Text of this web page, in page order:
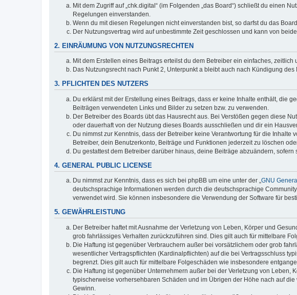
Mit dem Zugriff auf „chk.digital“ (im Folgenden „das Board“) schließt du einen
Regelungen einverstanden.
Wenn du mit diesen Regelungen nicht einverstanden bist, so darfst du das
Der Nutzungsvertrag wird auf unbestimmte Zeit geschlossen und kann von
2. EINRÄUMUNG VON NUTZUNGSRECHTEN
Mit dem Erstellen eines Beitrags erteilst du dem Betreiber ein einfaches,
Das Nutzungsrecht nach Punkt 2, Unterpunkt a bleibt auch nach Kündigung
3. PFLICHTEN DES NUTZERS
Du erklärst mit der Erstellung eines Beitrags, dass er keine Inhalte enthält, die
Beiträgen verwendeten Links und Bilder zu setzen bzw. zu verwenden.
Der Betreiber des Boards übt das Hausrecht aus. Bei Verstößen gegen diese
oder dauerhaft von der Nutzung dieses Boards ausschließen und dir ein
Du nimmst zur Kenntnis, dass der Betreiber keine Verantwortung für die
Betreiber, dein Benutzerkonto, Beiträge und Funktionen jederzeit zu löschen
Du gestattest dem Betreiber darüber hinaus, deine Beiträge abzuändern,
4. GENERAL PUBLIC LICENSE
Du nimmst zur Kenntnis, dass es sich bei phpBB um eine unter der „GNU
deutschsprachige Informationen werden durch die deutschsprachige
verwendet wird. Sie können insbesondere die Verwendung der Software für
5. GEWÄHRLEISTUNG
Der Betreiber haftet mit Ausnahme der Verletzung von Leben, Körper und
grob fahrlässiges Verhalten zurückzuführen sind. Dies gilt auch für mittelbare
Die Haftung ist gegenüber Verbrauchern außer bei vorsätzlichem oder grob
wesentlicher Vertragspflichten (Kardinalpflichten) auf die bei Vertragsschluss
begrenzt. Dies gilt auch für mittelbare Folgeschäden wie insbesondere
Die Haftung ist gegenüber Unternehmern außer bei der Verletzung von Leben,
typischerweise vorhersehbaren Schäden und im Übrigen der Höhe nach auf
Gewinn.